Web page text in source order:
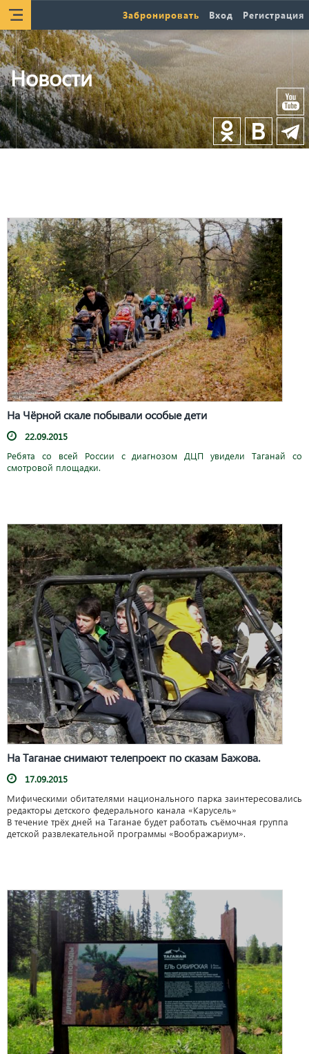
Забронировать Вход Регистрация
Новости
На Чёрной скале побывали особые дети
22.09.2015
Ребята со всей России с диагнозом ДЦП увидели Таганай со
смотровой площадки.
На Таганае снимают телепроект по сказам Бажова.
17.09.2015
Мифическими обитателями национального парка заинтересовались
редакторы детского федерального канала «Карусель»
В течение трёх дней на Таганае будет работать съёмочная группа
детской развлекательной программы «Воображариум».